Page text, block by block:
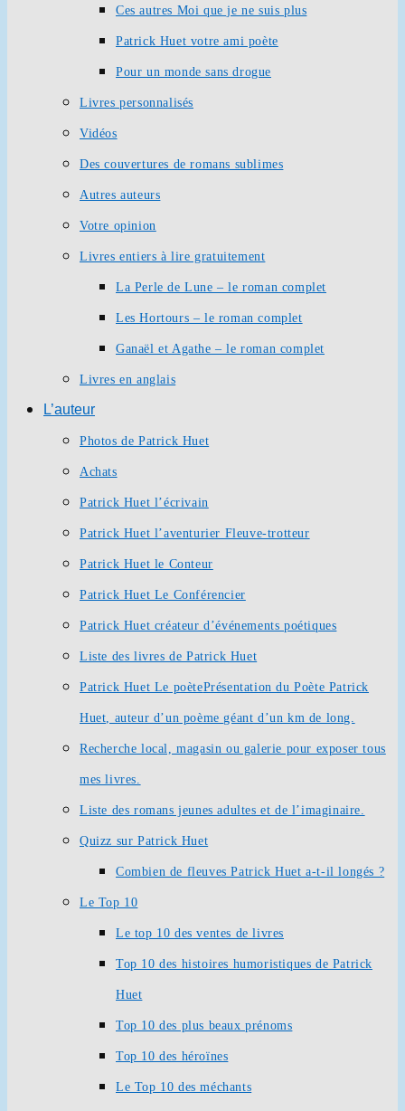
Ces autres Moi que je ne suis plus
Patrick Huet votre ami poète
Pour un monde sans drogue
Livres personnalisés
Vidéos
Des couvertures de romans sublimes
Autres auteurs
Votre opinion
Livres entiers à lire gratuitement
La Perle de Lune – le roman complet
Les Hortours – le roman complet
Ganaël et Agathe – le roman complet
Livres en anglais
L’auteur
Photos de Patrick Huet
Achats
Patrick Huet l’écrivain
Patrick Huet l’aventurier Fleuve-trotteur
Patrick Huet le Conteur
Patrick Huet Le Conférencier
Patrick Huet créateur d’événements poétiques
Liste des livres de Patrick Huet
Patrick Huet Le poètePrésentation du Poète Patrick
Huet, auteur d’un poème géant d’un km de long.
Recherche local, magasin ou galerie pour exposer tous
mes livres.
Liste des romans jeunes adultes et de l’imaginaire.
Quizz sur Patrick Huet
Combien de fleuves Patrick Huet a-t-il longés ?
Le Top 10
Le top 10 des ventes de livres
Top 10 des histoires humoristiques de Patrick
Huet
Top 10 des plus beaux prénoms
Top 10 des héroïnes
Le Top 10 des méchants